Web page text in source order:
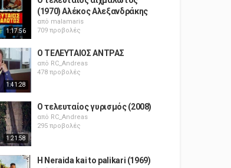
1:17:56
(1970) Αλέκος Αλεξανδράκης
από malamaris
709 προβολές
1:41:28
Ο ΤΕΛΕΥΤΑΙΟΣ ΑΝΤΡΑΣ
από RC_Andreas
478 προβολές
1:21:58
Ο τελευταίος γυρισμός (2008)
από RC_Andreas
295 προβολές
H Neraida kai to palikari (1969)